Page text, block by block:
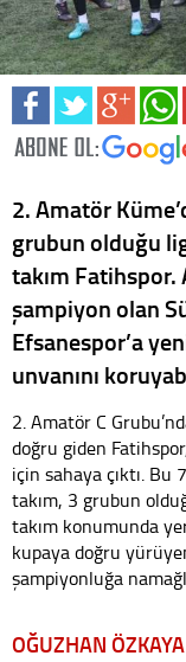
2. Amatör
grubun olduğu
takım Fatihspor.
şampiyon olan
Efsanespor’a
unvanını
2. Amatör C
doğru giden
için sahaya çıktı. Bu
takım, 3 grubun
takım konumunda
kupaya doğru
şampiyonluğa
OĞUZHAN ÖZKAYA